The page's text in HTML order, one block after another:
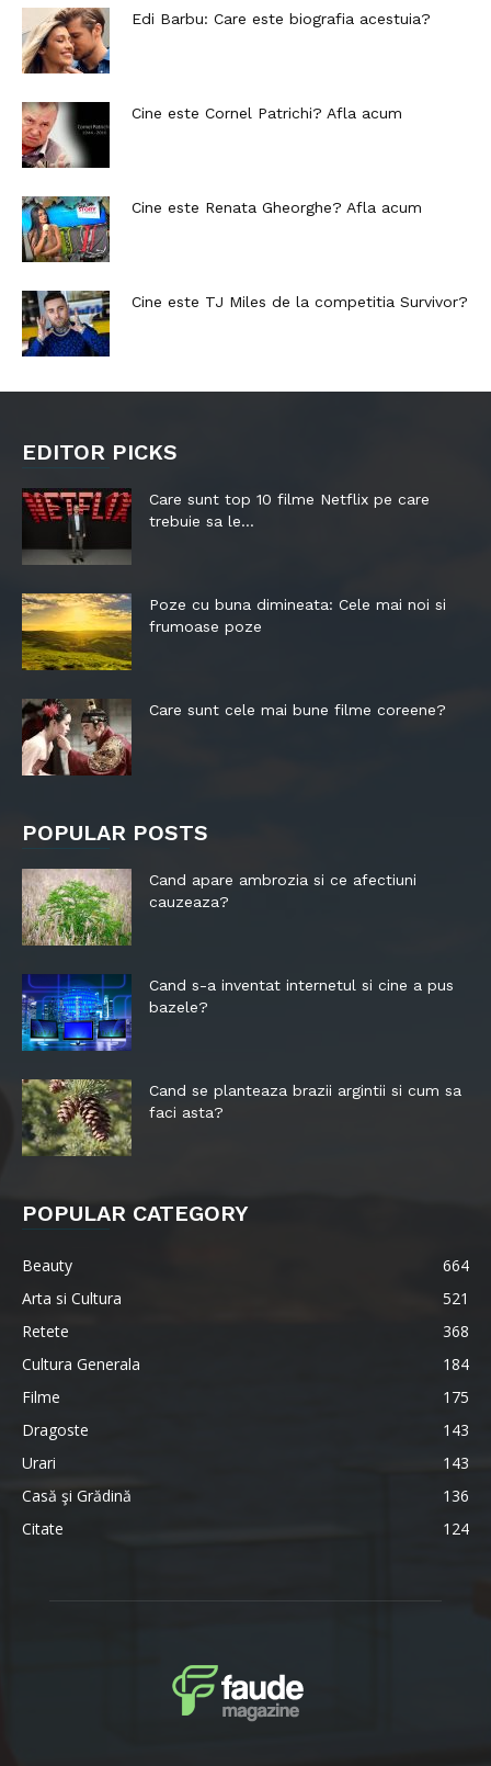
Edi Barbu: Care este biografia acestuia?
Cine este Cornel Patrichi? Afla acum
Cine este Renata Gheorghe? Afla acum
Cine este TJ Miles de la competitia Survivor?
EDITOR PICKS
Care sunt top 10 filme Netflix pe care
trebuie sa le...
Poze cu buna dimineata: Cele mai noi si
frumoase poze
Care sunt cele mai bune filme coreene?
POPULAR POSTS
Cand apare ambrozia si ce afectiuni
cauzeaza?
Cand s-a inventat internetul si cine a pus
bazele?
Cand se planteaza brazii argintii si cum sa
faci asta?
POPULAR CATEGORY
Beauty
664
Arta si Cultura
521
Retete
368
Cultura Generala
184
Filme
175
Dragoste
143
Urari
143
Casă şi Grădină
136
Citate
124